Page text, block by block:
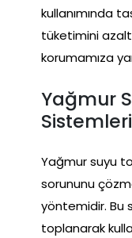
kullanımında
tüketimini
korumamıza
Yağmur
Sistemleri
Yağmur suyu
sorununu
yöntemidir. Bu
toplanarak